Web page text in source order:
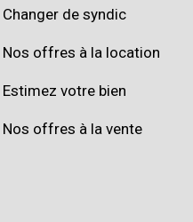
Changer de syndic
Nos offres à la location
Estimez votre bien
Nos offres à la vente